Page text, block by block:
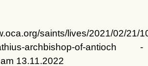
saints/lives/2021/02/21/
archbishop-of-antioch -
13.11.2022